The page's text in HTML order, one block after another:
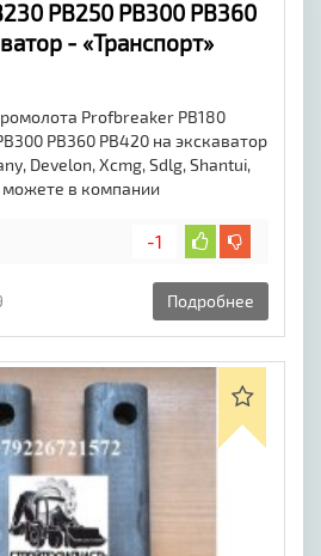
PB250 PB300 PB360
- «Транспорт»
Profbreaker PB180
PB360 PB420 на экскаватор
Develon, Xcmg, Sdlg, Shantui,
можете в компании
-1
Подробнее